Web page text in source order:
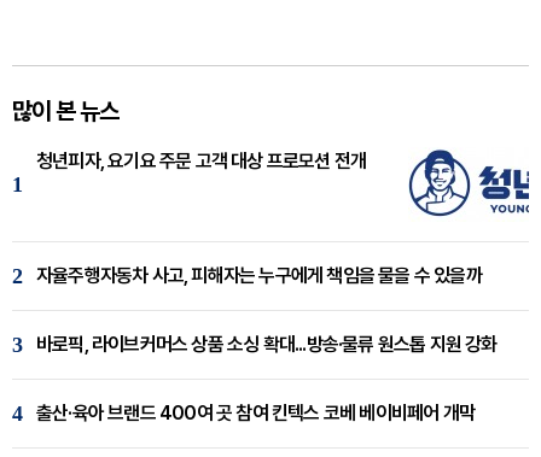
많이 본 뉴스
1
청년피자, 요기요 주문 고객 대상 프로모션 전개
2 자율주행자동차 사고, 피해자는 누구에게 책임을 물을 수 있을까
3 바로픽, 라이브커머스 상품 소싱 확대...방송·물류 원스톱 지원 강화
4 출산·육아 브랜드 400여 곳 참여 킨텍스 코베 베이비페어 개막